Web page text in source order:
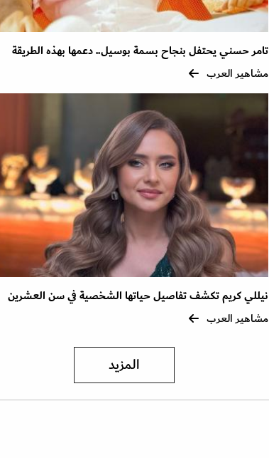
تامر حسني يحتفل بنجاح بسمة بوسيل.. دعمها بهذه الطريقة
مشاهير العرب
نيللي كريم تكشف تفاصيل حياتها الشخصية في سن العشرين
مشاهير العرب
المزيد